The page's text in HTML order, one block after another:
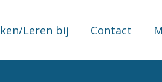
Leren bij Contact